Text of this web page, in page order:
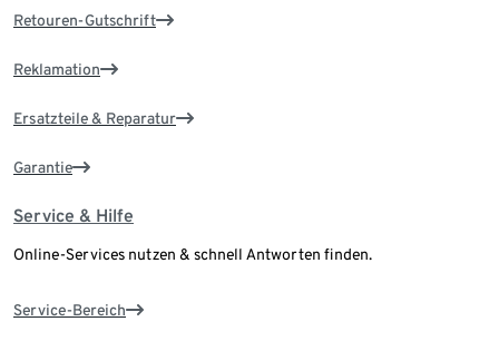
Retouren-Gutschrift
Reklamation
Ersatzteile & Reparatur
Garantie
Service & Hilfe
Online-Services nutzen & schnell Antworten finden.
Service-Bereich